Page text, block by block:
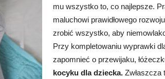
mu wszystko to, co najlepsze.
maluchowi prawidłowego
zrobić wszystko, aby
Przy kompletowaniu wyprawki
zapomnieć o przewijaku,
kocyku dla dziecka. Zwłaszcza